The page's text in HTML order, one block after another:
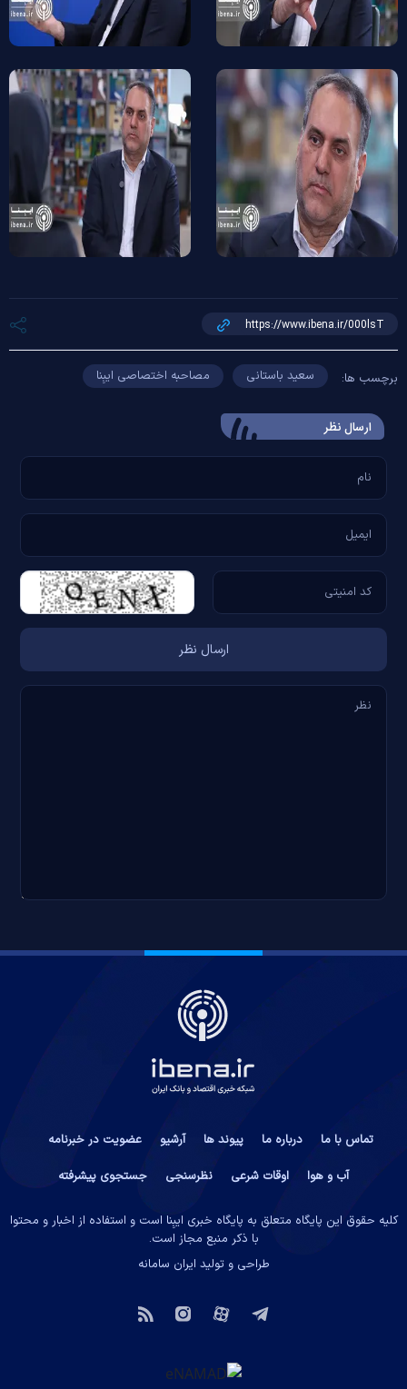
برچسب ها: سعید باستانی مصاحبه اختصاصی ایبِنا
ارسال‌ نظر
تماس با ما درباره ما پیوند ها آرشیو
عضویت در خبرنامه
آب و هوا
اوقات شرعی نظرسنجی جستجوی پیشرفته
کلیه حقوق این پایگاه متعلق به پایگاه خبری ایبِنا است و استفاده از اخبار و محتوا
با ذکر منبع مجاز است.
طراحی و تولید ایران سامانه